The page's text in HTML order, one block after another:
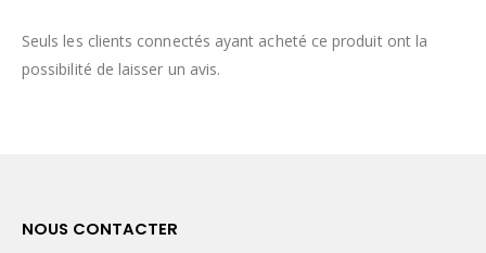
Seuls les clients connectés ayant acheté ce produit ont la
possibilité de laisser un avis.
NOUS CONTACTER